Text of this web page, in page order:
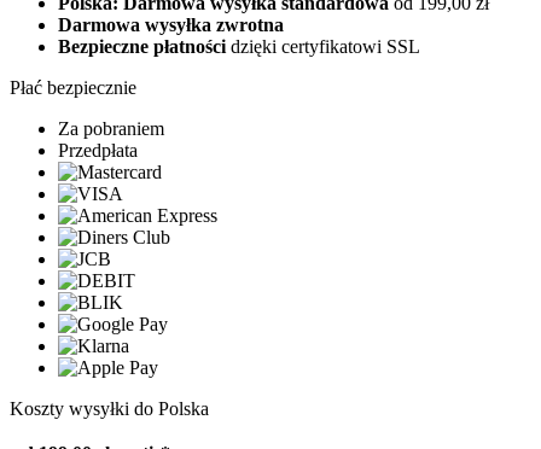
Darmowa wysyłka zwrotna
Bezpieczne płatności dzięki certyfikatowi SSL
Płać bezpiecznie
Za pobraniem
Przedpłata
Koszty wysyłki do Polska